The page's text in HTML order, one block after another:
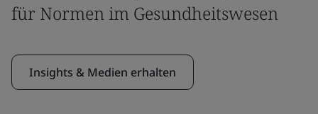
für Normen im Gesundheitswesen
Insights & Medien erhalten